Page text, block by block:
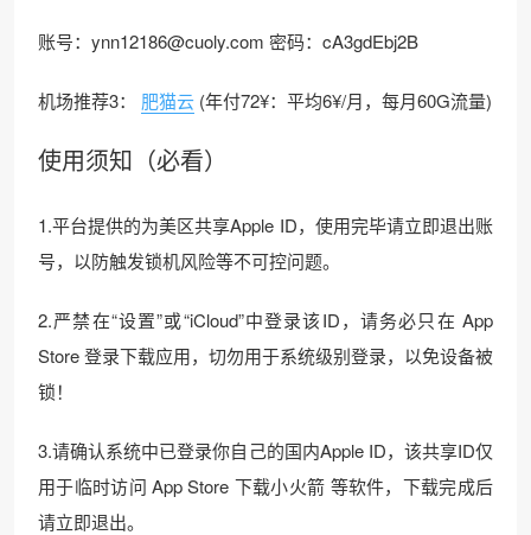
账号：ynn12186@cuoly.com 密码：cA3gdEbj2B
机场推荐3： 肥猫云 (年付72¥：平均6¥/月，每月60G流量)
使用须知（必看）
1.平台提供的为美区共享Apple ID，使用完毕请立即退出账
号，以防触发锁机风险等不可控问题。
2.严禁在“设置”或“iCloud”中登录该ID，请务必只在 App
Store 登录下载应用，切勿用于系统级别登录，以免设备被
锁！
3.请确认系统中已登录你自己的国内Apple ID，该共享ID仅
用于临时访问 App Store 下载小火箭 等软件，下载完成后
请立即退出。